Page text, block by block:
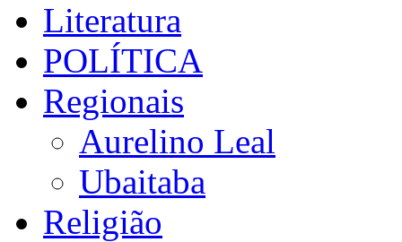
Literatura
POLÍTICA
Regionais
Aurelino Leal
Ubaitaba
Religião